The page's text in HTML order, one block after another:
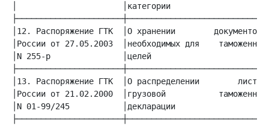
│                      │категории
│12. Распоряжение ГТК  │О хранении
│России от 27.05.2003  │необходимых для
│N 255-р               │целей
│13. Распоряжение ГТК  │О распределении
│России от 21.02.2000  │грузовой
│N 01-99/245           │декларации